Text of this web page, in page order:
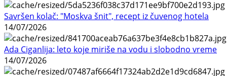
Savršen kolač: "Moskva šnit", recept iz čuvenog hotela
14/07/2026
Ada Ciganlija: leto koje miriše na vodu i slobodno vreme
14/07/2026